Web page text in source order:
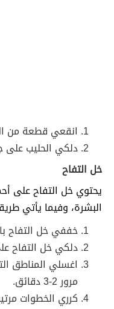
انقعي قطعة من
دلكي الحليب على
خل التفاح
يحتوي خل التفاح على
البشرة، وفيما يأتي
خففي خل التفاح
دلكي خل التفاح
اغسلي المناطق
مرور 2-3 دقائق.
كرري الخطوات